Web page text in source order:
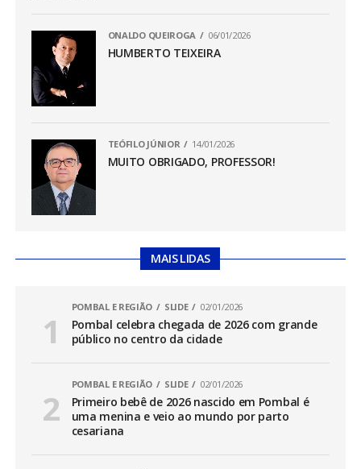
ONALDO QUEIROGA 06/01/2026
HUMBERTO TEIXEIRA
TEÓFILO JÚNIOR 14/01/2026
MUITO OBRIGADO, PROFESSOR!
MAIS LIDAS
POMBAL E REGIÃO SLIDE 02/01/2026
Pombal celebra chegada de 2026 com grande
público no centro da cidade
POMBAL E REGIÃO SLIDE 02/01/2026
Primeiro bebê de 2026 nascido em Pombal é
uma menina e veio ao mundo por parto
cesariana